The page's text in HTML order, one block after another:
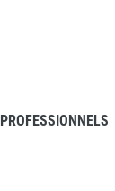
PROFESSIONNELS